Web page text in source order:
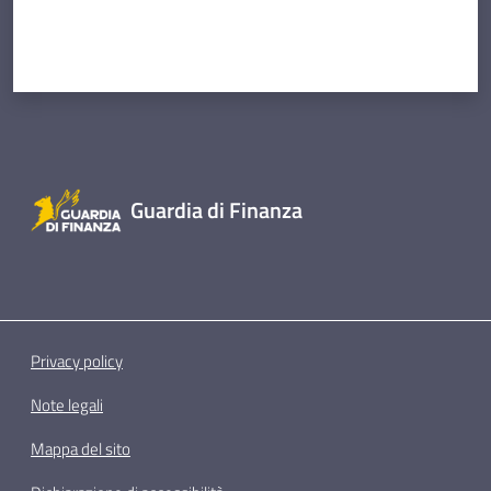
Guardia di Finanza
Privacy policy
Note legali
Mappa del sito